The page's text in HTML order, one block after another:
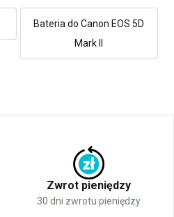
Bateria do Canon EOS 5D
Mark II
Zwrot pieniędzy
30 dni zwrotu pieniędzy